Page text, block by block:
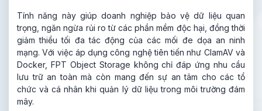
Tính năng này giúp doanh nghiệp bảo vệ dữ liệu quan
trọng, ngăn ngừa rủi ro từ các phần mềm độc hại, đồng thời
giảm thiểu tối đa tác động của các mối đe dọa an ninh
mạng. Với việc áp dụng công nghệ tiên tiến như ClamAV và
Docker, FPT Object Storage không chỉ đáp ứng nhu cầu
lưu trữ an toàn mà còn mang đến sự an tâm cho các tổ
chức và cá nhân khi quản lý dữ liệu trong môi trường đám
mây.